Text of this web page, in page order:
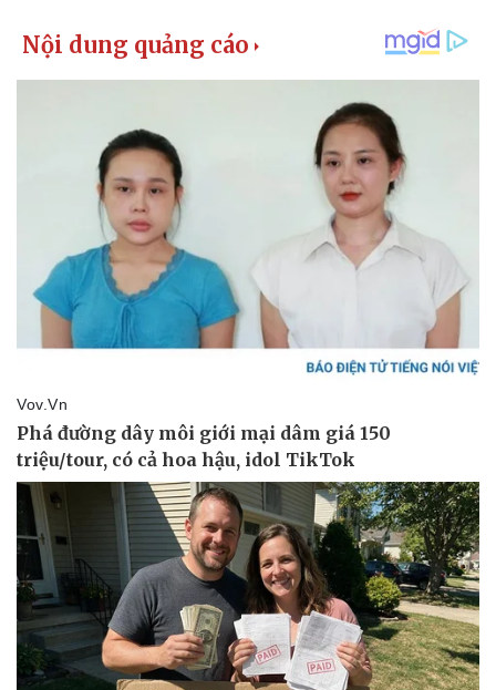
Pháp luật
Vụ án
Tin nóng
Quân sự - Quốc phòng
Vũ khí
Việt Nam